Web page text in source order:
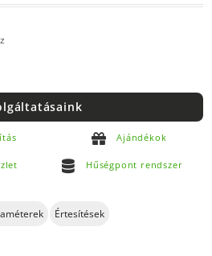
Ajándékok
Hűségpont rendszer
Értesítések